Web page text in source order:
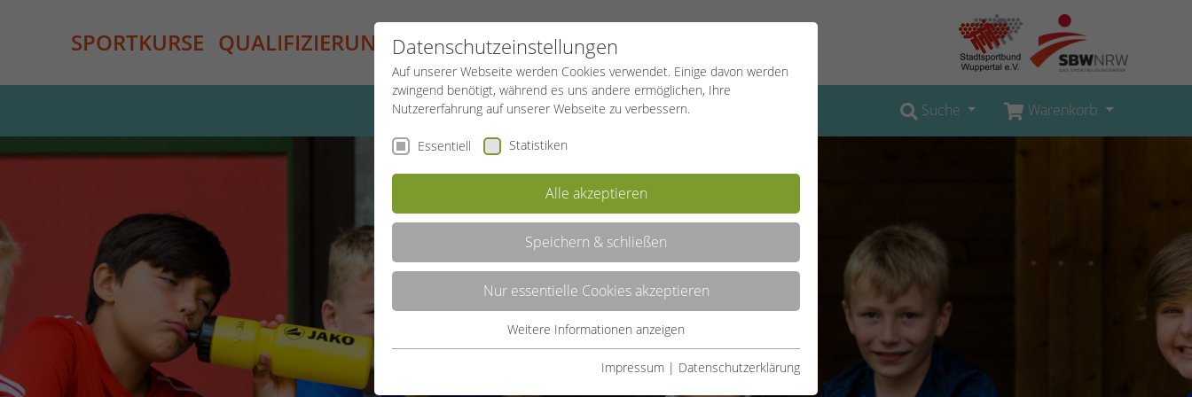
SPORTKURSE QUALIFIZIERUNG PROJEKTE SPORTREISEN
Suche Warenkorb
Datenschutzeinstellungen
Auf unserer Webseite werden Cookies verwendet. Einige davon werden
zwingend benötigt, während es uns andere ermöglichen, Ihre
Nutzererfahrung auf unserer Webseite zu verbessern.
Essentiell Statistiken
Alle akzeptieren
Speichern & schließen
Nur essentielle Cookies akzeptieren
Essentielle Cookies werden für grundlegende Funktionen der
Weitere Informationen anzeigen
Impressum | Datenschutzerklärung